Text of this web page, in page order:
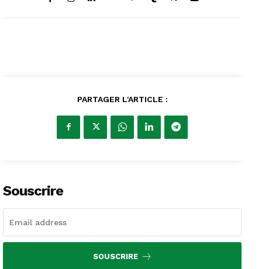
PARTAGER L'ARTICLE :
Souscrire
SOUSCRIRE